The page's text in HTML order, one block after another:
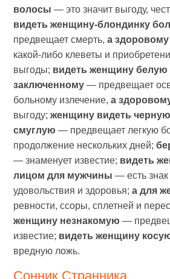
волосы — это значит выгоду,
видеть женщину-блондинку
предвещает смерть,а здоровому
какой-либо клеветы и
выгоды; видеть женщину белую
заключенному — предвещает
больному излечение,а
выгоду;женщину видеть
смуглую — предвещает легкую
продолжение нескольких дней;
— знаменует известие; видеть
лицом для мужчины — есть знак
удовольствия и здоровья;а для
ревности, ссоры, сплетней и
женщину незнакомую —
известие; видеть женщину
вредную ложь.
Сонник Странника